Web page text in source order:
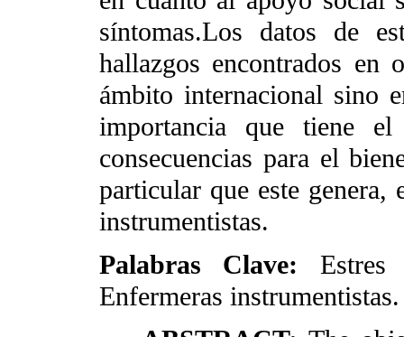
síntomas.Los datos de
hallazgos encontrados en
ámbito internacional sino
importancia que tiene
consecuencias para el
particular que este genera,
instrumentistas.
Palabras Clave:
Enfermeras instrumentistas.